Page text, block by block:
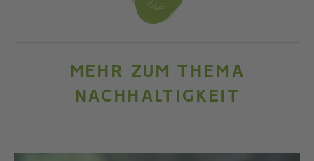
MEHR ZUM THEMA
NACHHALTIGKEIT